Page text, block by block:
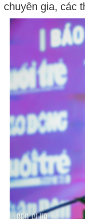
chuyên gia, các